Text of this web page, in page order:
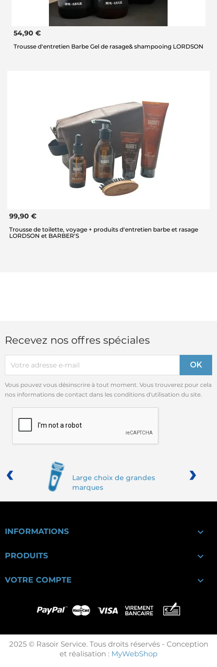
54,90 €
Trousse d'entretien Barbe Gel de rasage& shampooing LORDSON
99,90 €
Trousse de toilette, voyage + produits d'entretien barbe et rasage
LORDSON et BARBER'S
Recevez nos offres spéciales
Vous pouvez vous désinscrire à tout moment. Vous trouverez pour cela
nos informations de contact dans les conditions d'utilisation du site.
Large choix de grandes
marques
‹ ›
INFORMATIONS 
PRODUITS 
VOTRE COMPTE 
2025 © Rasoir Service. Tous droits réservés - Conception
et réalisation : MyWebShop